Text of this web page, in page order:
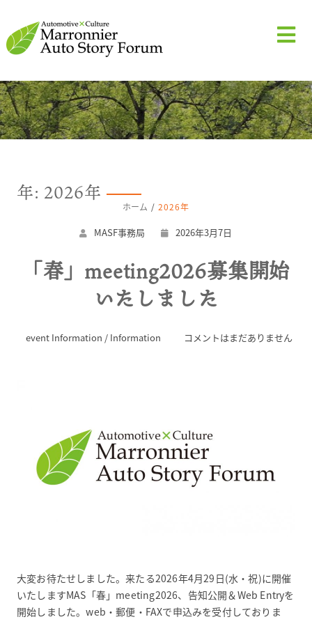
年: 2026年
ホーム 2026年
MASF事務局 2026年3月7日
「春」meeting2026募集開始
いたしました
event Information / Information コメントはまだありません
大変お待たせしました。来たる2026年4月29日(水・祝)に開催
いたしますMAS「春」meeting2026、告知公開＆Web Entryを
開始しました。web・郵便・FAXで申込みを受付しておりま